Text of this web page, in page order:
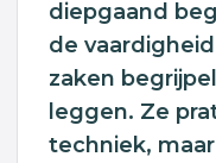
diepgaand
de
zaken
leggen. Ze
techniek,